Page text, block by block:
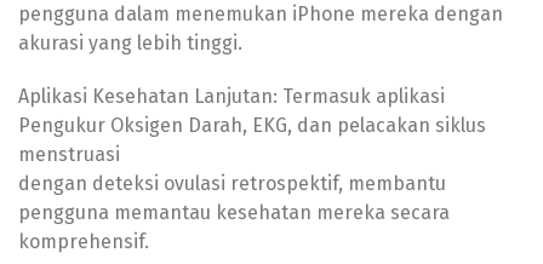
pengguna dalam menemukan iPhone mereka dengan
akurasi yang lebih tinggi.
Aplikasi Kesehatan Lanjutan: Termasuk aplikasi
Pengukur Oksigen Darah, EKG, dan pelacakan siklus
menstruasi
dengan deteksi ovulasi retrospektif, membantu
pengguna memantau kesehatan mereka secara
komprehensif.